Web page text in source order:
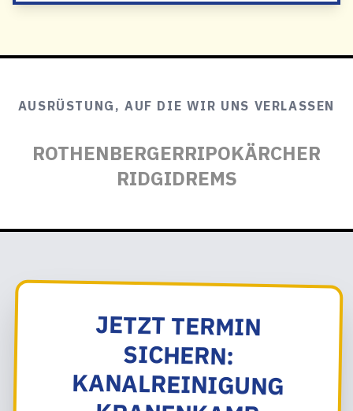
AUSRÜSTUNG, AUF DIE WIR UNS VERLASSEN
ROTHENBERGERRIPOKÄRCHER
RIDGIDREMS
JETZT TERMIN
SICHERN:
KANALREINIGUNG